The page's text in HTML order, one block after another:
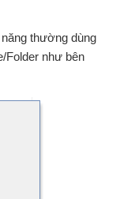
thường dùng
Folder như bên